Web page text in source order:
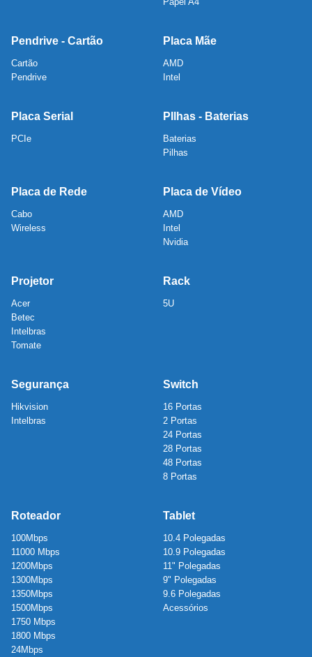
Pendrive - Cartão
Cartão
Pendrive
Placa Mãe
AMD
Intel
Placa Serial
PCIe
PIlhas - Baterias
Baterias
Pilhas
Placa de Rede
Cabo
Wireless
Placa de Vídeo
AMD
Intel
Nvidia
Projetor
Acer
Betec
Intelbras
Tomate
Rack
5U
Segurança
Hikvision
Intelbras
Switch
16 Portas
2 Portas
24 Portas
28 Portas
48 Portas
8 Portas
Roteador
100Mbps
11000 Mbps
1200Mbps
1300Mbps
1350Mbps
1500Mbps
1750 Mbps
1800 Mbps
24Mbps
Tablet
10.4 Polegadas
10.9 Polegadas
11" Polegadas
9" Polegadas
9.6 Polegadas
Acessórios